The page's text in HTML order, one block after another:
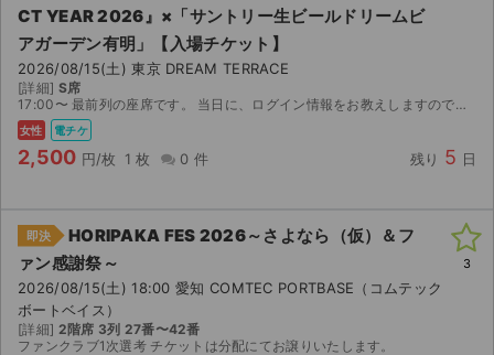
CT YEAR 2026』×「サントリー⽣ビールドリームビ
アガーデン有明」【入場チケット】
2026/08/15(土) 東京 DREAM TERRACE
[詳細] S席
17:00〜 最前列の座席です。 当日に、ログイン情報をお教えしますので、 入場ができたらすぐにログアウトしていただきます。
女性 電チケ
2,500 円/枚 1 枚 0 件 残り 5 日
即決
HORIPAKA FES 2026～さよなら（仮）＆フ
ァン感謝祭～
2026/08/15(土) 18:00 愛知 COMTEC PORTBASE（コムテック
ボートベイス）
[詳細] 2階席 3列 27番〜42番
ファンクラブ1次選考 チケットは分配にてお譲りいたします。
3